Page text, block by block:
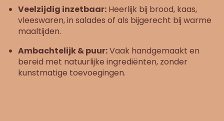
Veelzijdig inzetbaar: Heerlijk bij brood, kaas,
vleeswaren, in salades of als bijgerecht bij warme
maaltijden.
Ambachtelijk & puur:Vaak handgemaakt en
bereid met natuurlijke ingrediënten, zonder
kunstmatige toevoegingen.